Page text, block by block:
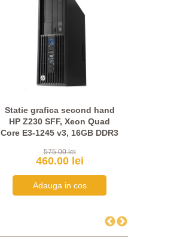
Statie grafica second hand
HP Z230 SFF, Xeon Quad
Core E3-1245 v3, 16GB DDR3
575.00 lei
460.00 lei